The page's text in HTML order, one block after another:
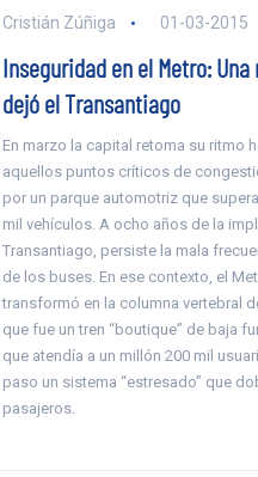
Cristián Zúñiga 01-03-2015
Inseguridad en el Metro:
dejó el Transantiago
En marzo la capital retoma su ritmo
aquellos puntos críticos de
por un parque automotriz que
mil vehículos. A ocho años de la
Transantiago, persiste la mala
de los buses. En ese contexto, el
transformó en la columna vertebral
que fue un tren “boutique” de baja
que atendía a un millón 200 mil
paso un sistema “estresado” que
pasajeros.